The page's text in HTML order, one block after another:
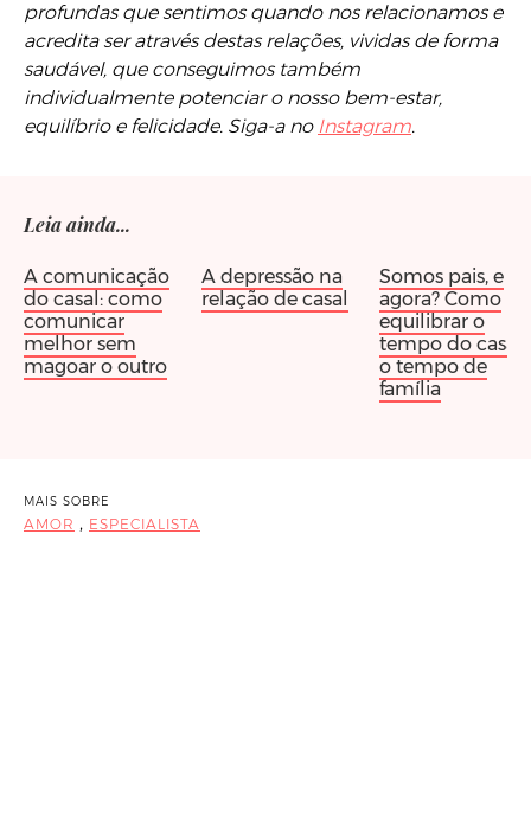
profundas que sentimos quando nos relacionamos e
acredita ser através destas relações, vividas de forma
saudável, que conseguimos também
individualmente potenciar o nosso bem-estar,
equilíbrio e felicidade. Siga-a no Instagram.
Leia ainda...
A comunicação
do casal: como
comunicar
melhor sem
magoar o outro
A depressão na
relação de casal
Somos pais, e
agora? Como
equilibrar o
tempo do casal
o tempo de
família
MAIS SOBRE
AMOR , ESPECIALISTA